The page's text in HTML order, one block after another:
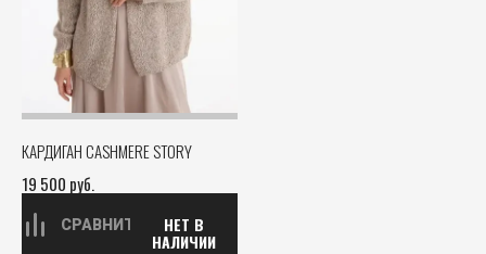
КАРДИГАН CASHMERE STORY
19 500 руб.
СРАВНИТЬ НЕТ В
НАЛИЧИИ